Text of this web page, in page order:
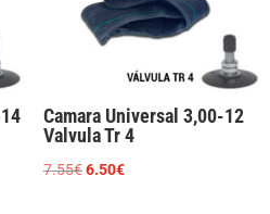
Camara Universal 3,00-12
Valvula Tr 4
7.55€El
6.50€El